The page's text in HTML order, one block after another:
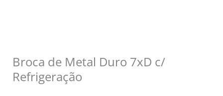
Broca de Metal Duro 7xD c/
Refrigeração